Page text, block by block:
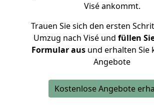
Visé ankommt.
Trauen Sie sich den ersten
Umzug nach Visé und füllen
Formular ausund erhalten Sie
Angebote
Kostenlose Angebote